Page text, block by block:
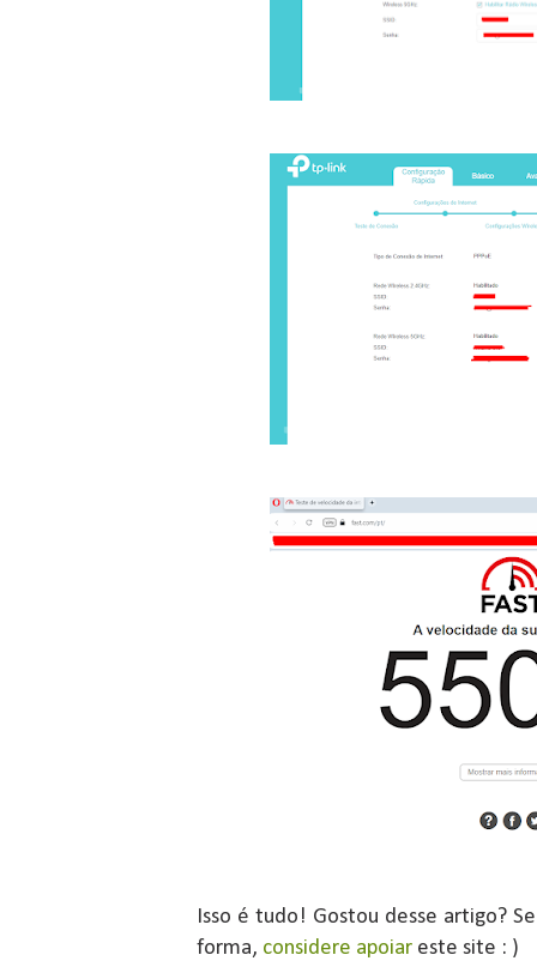
Isso é tudo! Gostou desse artigo?
forma, considere apoiar este site : )